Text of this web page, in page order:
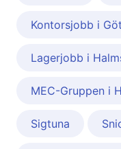
Kontorsjobb i
Lagerjobb i
MEC-Gruppen i
Sigtuna